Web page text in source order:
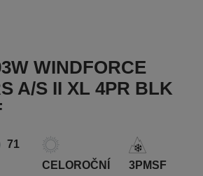
WINDFORCE
A/S II XL 4PR BLK
71
CELOROČNÍ 3PMSF